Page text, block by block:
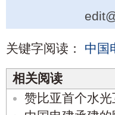
关键字阅读： 中国
相关阅读
赞比亚首个水